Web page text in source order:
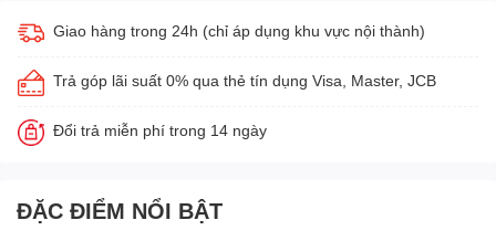
Giao hàng trong 24h (chỉ áp dụng khu vực nội thành)
Trả góp lãi suất 0% qua thẻ tín dụng Visa, Master, JCB
Đổi trả miễn phí trong 14 ngày
ĐẶC ĐIỂM NỔI BẬT